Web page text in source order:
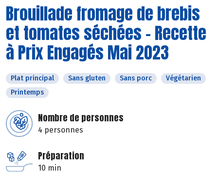
Brouillade fromage de brebis
et tomates séchées - Recette
à Prix Engagés Mai 2023
Plat principal Sans gluten Sans porc
Végétarien
Printemps
Nombre de personnes
4 personnes
Préparation
10 min